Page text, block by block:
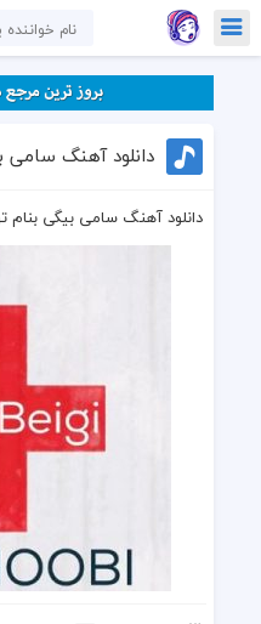
دانلود آهنگ سامی
دانلود آهنگ سامی بیگی بنام